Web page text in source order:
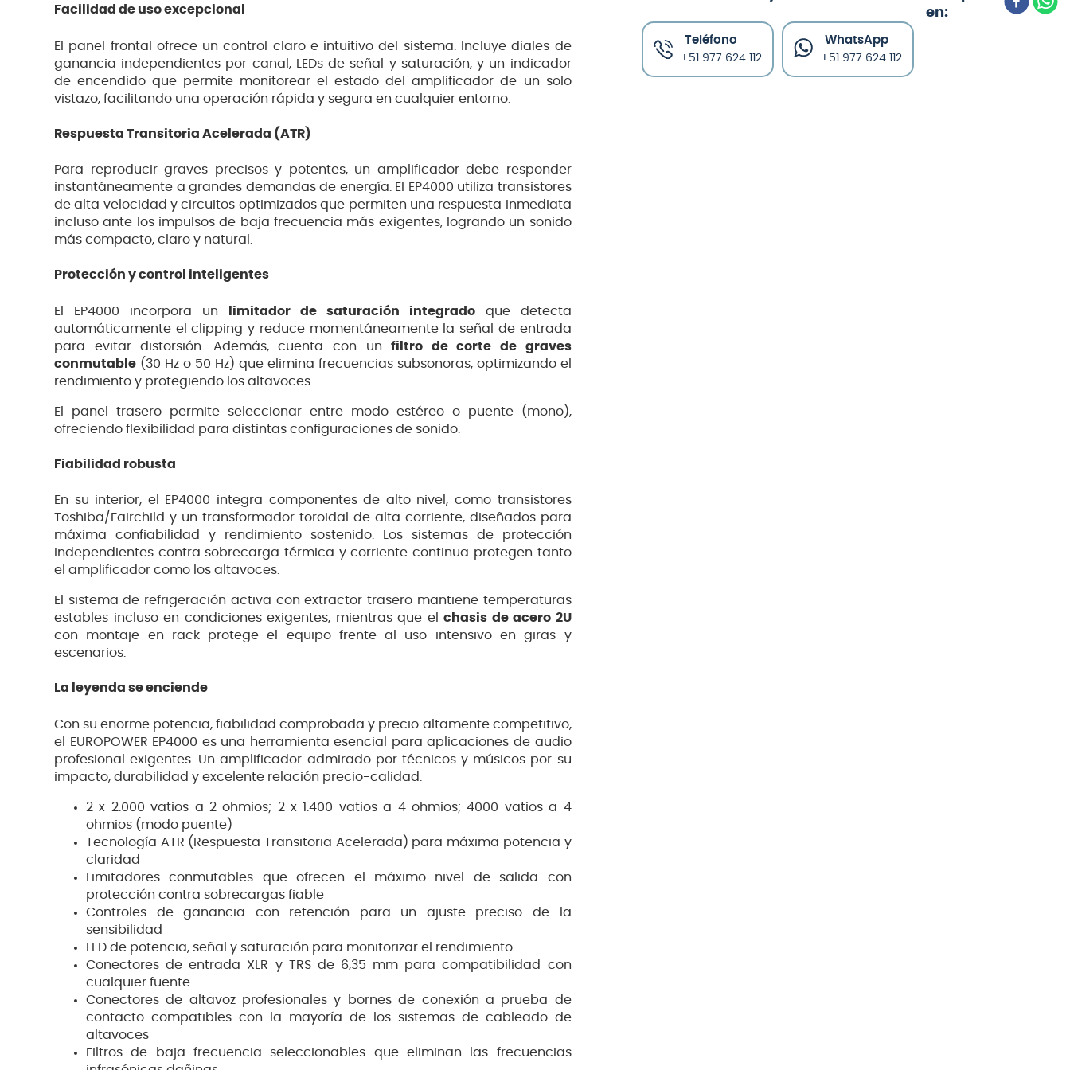
Facilidad de uso excepcional
El panel frontal ofrece un control claro e intuitivo del sistema. Incluye diales de
ganancia independientes por canal, LEDs de señal y saturación, y un indicador
de encendido que permite monitorear el estado del amplificador de un solo
vistazo, facilitando una operación rápida y segura en cualquier entorno.
Respuesta Transitoria Acelerada (ATR)
Para reproducir graves precisos y potentes, un amplificador debe responder
instantáneamente a grandes demandas de energía. El EP4000 utiliza transistores
de alta velocidad y circuitos optimizados que permiten una respuesta inmediata
incluso ante los impulsos de baja frecuencia más exigentes, logrando un sonido
más compacto, claro y natural.
Protección y control inteligentes
El EP4000 incorpora un limitador de saturación integradoque detecta
automáticamente el clipping y reduce momentáneamente la señal de entrada
para evitar distorsión. Además, cuenta con unfiltro de corte de graves
conmutable (30 Hz o 50 Hz) que elimina frecuencias subsonoras, optimizando el
rendimiento y protegiendo los altavoces.
El panel trasero permite seleccionar entre modo estéreo o puente (mono),
ofreciendo flexibilidad para distintas configuraciones de sonido.
Fiabilidad robusta
En su interior, el EP4000 integra componentes de alto nivel, como transistores
Toshiba/Fairchild y un transformador toroidal de alta corriente, diseñados para
máxima confiabilidad y rendimiento sostenido. Los sistemas de protección
independientes contra sobrecarga térmica y corriente continua protegen tanto
el amplificador como los altavoces.
El sistema de refrigeración activa con extractor trasero mantiene temperaturas
estables incluso en condiciones exigentes, mientras que elchasis de acero 2U
con montaje en rack protege el equipo frente al uso intensivo en giras y
escenarios.
La leyenda se enciende
Con su enorme potencia, fiabilidad comprobada y precio altamente competitivo,
el EUROPOWER EP4000 es una herramienta esencial para aplicaciones de audio
profesional exigentes. Un amplificador admirado por técnicos y músicos por su
impacto, durabilidad y excelente relación precio-calidad.
2 x 2.000 vatios a 2 ohmios; 2 x 1.400 vatios a 4 ohmios; 4000 vatios a 4
ohmios (modo puente)
Tecnología ATR (Respuesta Transitoria Acelerada) para máxima potencia y
claridad
Limitadores conmutables que ofrecen el máximo nivel de salida con
protección contra sobrecargas fiable
Controles de ganancia con retención para un ajuste preciso de la
sensibilidad
LED de potencia, señal y saturación para monitorizar el rendimiento
Conectores de entrada XLR y TRS de 6,35 mm para compatibilidad con
cualquier fuente
Conectores de altavoz profesionales y bornes de conexión a prueba de
contacto compatibles con la mayoría de los sistemas de cableado de
altavoces
Filtros de baja frecuencia seleccionables que eliminan las frecuencias
Teléfono
+51 977 624 112
WhatsApp
+51 977 624 112